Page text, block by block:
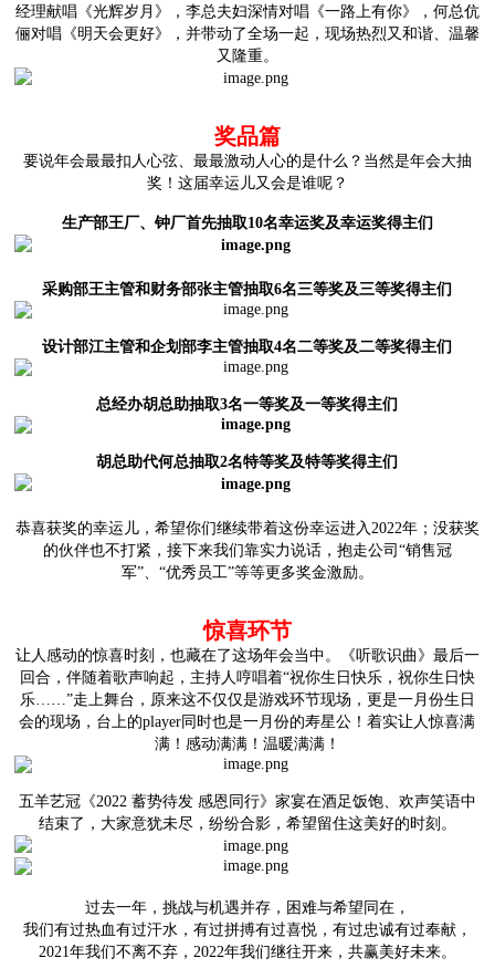
经理献唱《光辉岁月》，李总夫妇深情对唱《一路上有你》，何总伉
俪对唱《明天会更好》，并带动了全场一起，现场热烈又和谐、温馨
又隆重。
奖品篇
要说年会最最扣人心弦、最最激动人心的是什么？当然是年会大抽
奖！这届幸运儿又会是谁呢？
生产部王厂、钟厂首先抽取10名幸运奖及幸运奖得主们
采购部王主管和财务部张主管抽取6名三等奖及三等奖得主们
设计部江主管和企划部李主管抽取4名二等奖及二等奖得主们
总经办胡总助抽取3名一等奖及一等奖得主们
胡总助代何总抽取2名特等奖及特等奖得主们
恭喜获奖的幸运儿，希望你们继续带着这份幸运进入2022年；没获奖
的伙伴也不打紧，接下来我们靠实力说话，抱走公司“销售冠
军”、“优秀员工”等等更多奖金激励。
惊喜环节
让人感动的惊喜时刻，也藏在了这场年会当中。《听歌识曲》最后一
回合，伴随着歌声响起，主持人哼唱着“祝你生日快乐，祝你生日快
乐……”走上舞台，原来这不仅仅是游戏环节现场，更是一月份生日
会的现场，台上的player同时也是一月份的寿星公！着实让人惊喜满
满！感动满满！温暖满满！
五羊艺冠《2022 蓄势待发 感恩同行》 家宴在酒足饭饱、欢声笑语中
结束了，大家意犹未尽，纷纷合影，希望留住这美好的时刻。
过去一年，挑战与机遇并存，困难与希望同在，
我们有过热血有过汗水，有过拼搏有过喜悦，有过忠诚有过奉献，
2021年我们不离不弃，2022年我们继往开来，共赢美好未来。